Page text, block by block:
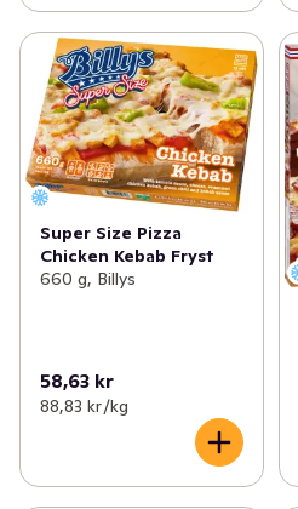
Super Size Pizza
Chicken Kebab Fryst
660 g, Billys
58,63 kr
88,83 kr /kg